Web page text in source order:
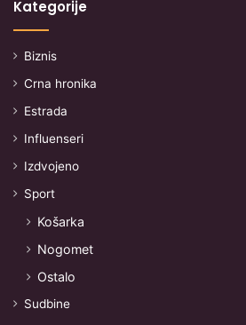
Kategorije
Biznis
Crna hronika
Estrada
Influenseri
Izdvojeno
Sport
Košarka
Nogomet
Ostalo
Sudbine